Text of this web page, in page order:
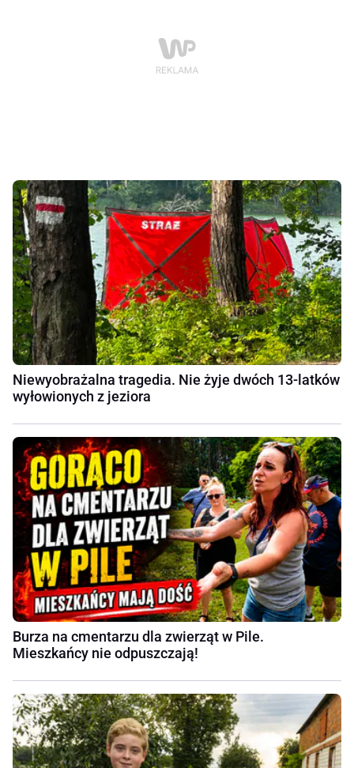
Niewyobrażalna tragedia. Nie żyje dwóch 13-latków
wyłowionych z jeziora
Burza na cmentarzu dla zwierząt w Pile.
Mieszkańcy nie odpuszczają!